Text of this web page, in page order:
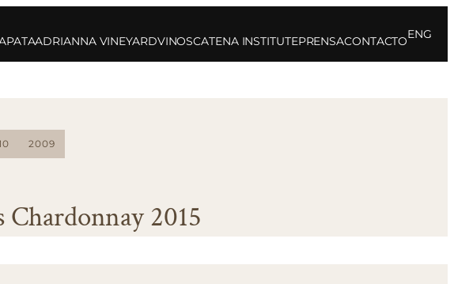
ADRIANNA VINEYARDVINOSCATENA INSTITUTEPRENSACONTACTO
ENG
2009
2015